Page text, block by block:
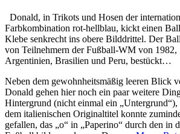
Donald, in Trikots und Hosen der
Farbkombination rot-hellblau, kickt einen
Klebe senkrecht ins obere Bilddrittel. Der
von Teilnehmern der Fußball-WM von 1982,
Argentinien, Brasilien und Peru, bestückt…
Neben dem gewohnheitsmäßig leeren Blick
Donald gehen hier noch ein paar weitere
Hintergrund (nicht einmal ein
dem italienischen Originaltitel konnte
gefallen, das „o“ in „Paperino“ durch den in